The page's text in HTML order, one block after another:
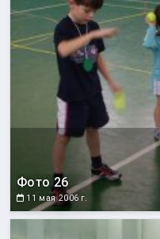
Фото 26
11 мая 2006 г.